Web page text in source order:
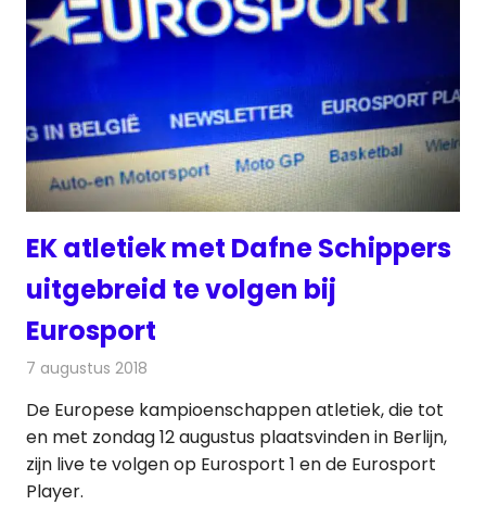
EK atletiek met Dafne Schippers
uitgebreid te volgen bij
Eurosport
7 augustus 2018
De Europese kampioenschappen atletiek, die tot
en met zondag 12 augustus plaatsvinden in Berlijn,
zijn live te volgen op Eurosport 1 en de Eurosport
Player.